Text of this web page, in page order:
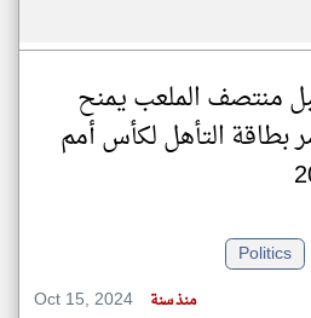
منتصف الملعب يمنح
التأهل لكأس أمم
Politics
Oct 15, 2024
منذ سنة